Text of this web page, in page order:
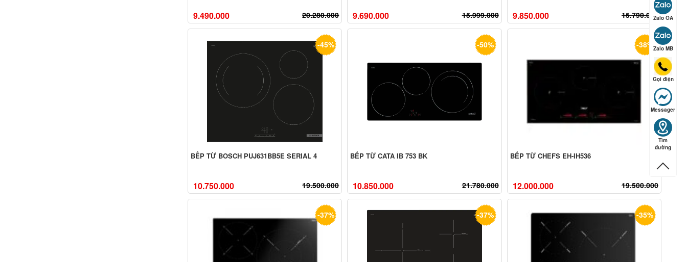
9.490.000 20.280.000 9.690.000 15.999.000 9.850.000 15.790.000
-45%
BẾP TỪ BOSCH PUJ631BB5E SERIAL 4
10.750.000 19.500.000
-50%
BẾP TỪ CATA IB 753 BK
10.850.000 21.780.000
-38%
BẾP TỪ CHEFS EH-IH536
12.000.000 19.500.000
-37% -37% -35%
Zalo OA
Zalo MB
Gọi điện
Messager
Tìm
đường